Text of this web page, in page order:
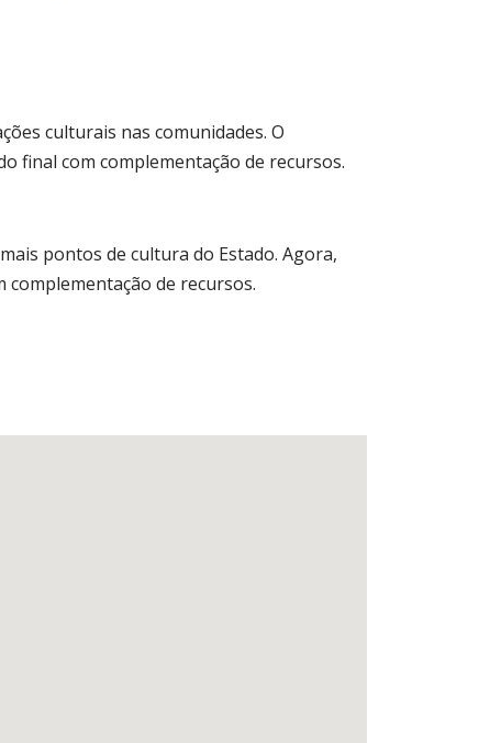
culturais nas comunidades. O
final com complementação de recursos.
pontos de cultura do Estado. Agora,
complementação de recursos.